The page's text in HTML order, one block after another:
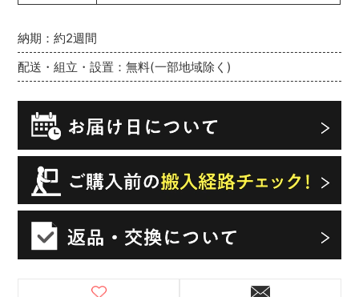
納期：約2週間
配送・組立・設置：無料(一部地域除く)